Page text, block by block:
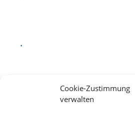
Cookie-Zustimmung
verwalten
.